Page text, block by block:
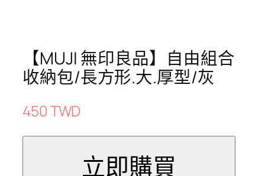
【MUJI 無印良品】自由組合
收納包/長方形.大.厚型/灰
450 TWD